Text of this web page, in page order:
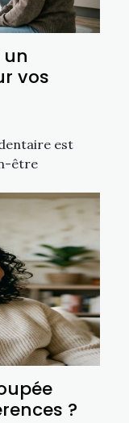
vos
est
être
?